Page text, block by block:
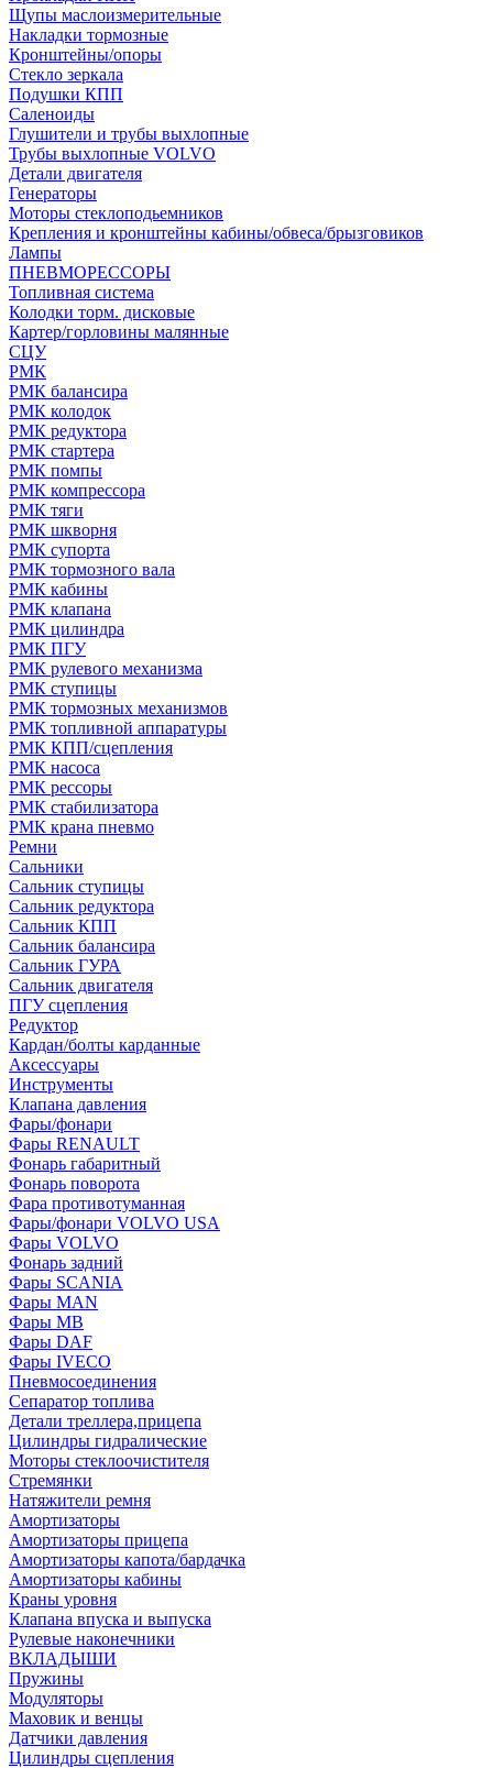
Щупы маслоизмерительные
Накладки тормозные
Кронштейны/опоры
Стекло зеркала
Подушки КПП
Саленоиды
Глушители и трубы выхлопные
Трубы выхлопные VOLVO
Детали двигателя
Генераторы
Моторы стеклоподьемников
Крепления и кронштейны кабины/обвеса/брызговиков
Лампы
ПНЕВМОРЕССОРЫ
Топливная система
Колодки торм. дисковые
Картер/горловины малянные
СЦУ
РМК
РМК балансира
РМК колодок
РМК редуктора
РМК стартера
РМК помпы
РМК компрессора
РМК тяги
РМК шкворня
РМК супорта
РМК тормозного вала
РМК кабины
РМК клапана
РМК цилиндра
РМК ПГУ
РМК рулевого механизма
РМК ступицы
РМК тормозных механизмов
РМК топливной аппаратуры
РМК КПП/сцепления
РМК насоса
РМК рессоры
РМК стабилизатора
РМК крана пневмо
Ремни
Сальники
Сальник ступицы
Сальник редуктора
Сальник КПП
Сальник балансира
Сальник ГУРА
Сальник двигателя
ПГУ сцепления
Редуктор
Кардан/болты карданные
Аксессуары
Инструменты
Клапана давления
Фары/фонари
Фары RENAULT
Фонарь габаритный
Фонарь поворота
Фара противотуманная
Фары/фонари VOLVO USA
Фары VOLVO
Фонарь задний
Фары SCANIA
Фары MAN
Фары MB
Фары DAF
Фары IVECO
Пневмосоединения
Сепаратор топлива
Детали треллера,прицепа
Цилиндры гидралические
Моторы стеклоочистителя
Стремянки
Натяжители ремня
Амортизаторы
Амортизаторы прицепа
Амортизаторы капота/бардачка
Амортизаторы кабины
Краны уровня
Клапана впуска и выпуска
Рулевые наконечники
ВКЛАДЫШИ
Пружины
Модуляторы
Маховик и венцы
Датчики давления
Цилиндры сцепления